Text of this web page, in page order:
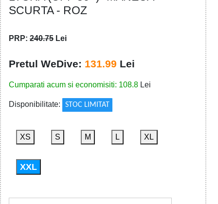
SCURTA - ROZ
PRP: 240.75Lei
Pretul WeDive: 131.99 Lei
Cumparati acum si economisiti: 108.8Lei
Disponibilitate: STOC LIMITAT
XS S M L XL
XXL